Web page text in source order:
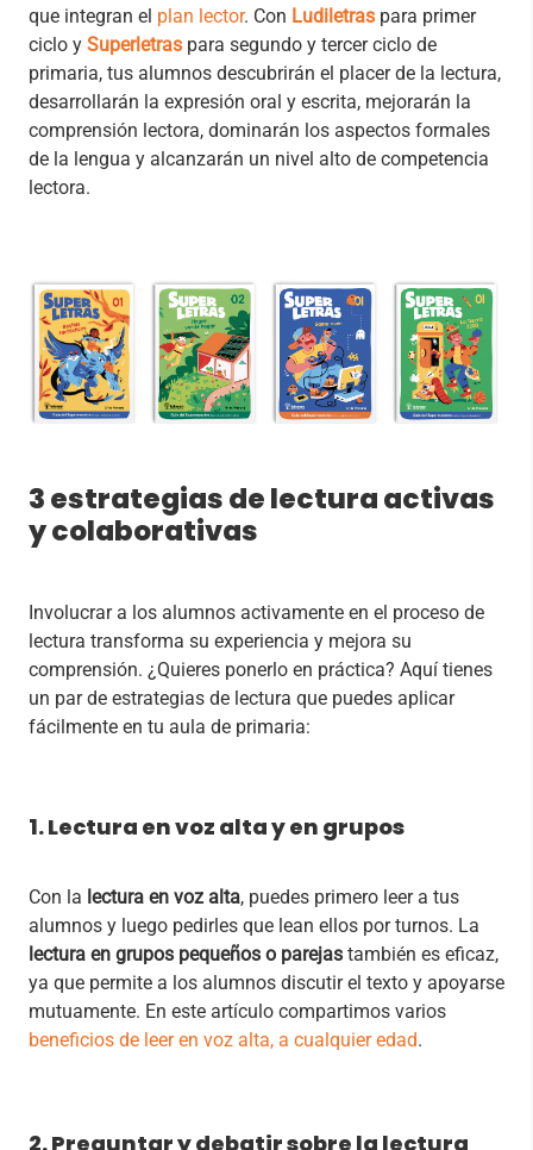
que integran el plan lector. Con Ludiletras para primer
ciclo y Superletras para segundo y tercer ciclo de
primaria, tus alumnos descubrirán el placer de la lectura,
desarrollarán la expresión oral y escrita, mejorarán la
comprensión lectora, dominarán los aspectos formales
de la lengua y alcanzarán un nivel alto de competencia
lectora.
3 estrategias de lectura activas
y colaborativas
Involucrar a los alumnos activamente en el proceso de
lectura transforma su experiencia y mejora su
comprensión. ¿Quieres ponerlo en práctica? Aquí tienes
un par de estrategias de lectura que puedes aplicar
fácilmente en tu aula de primaria:
1. Lectura en voz alta y en grupos
Con la lectura en voz alta, puedes primero leer a tus
alumnos y luego pedirles que lean ellos por turnos. La
lectura en grupos pequeños o parejas también es eficaz,
ya que permite a los alumnos discutir el texto y apoyarse
mutuamente. En este artículo compartimos varios
beneficios de leer en voz alta, a cualquier edad.
2.Preguntar y debatir sobre la lectura